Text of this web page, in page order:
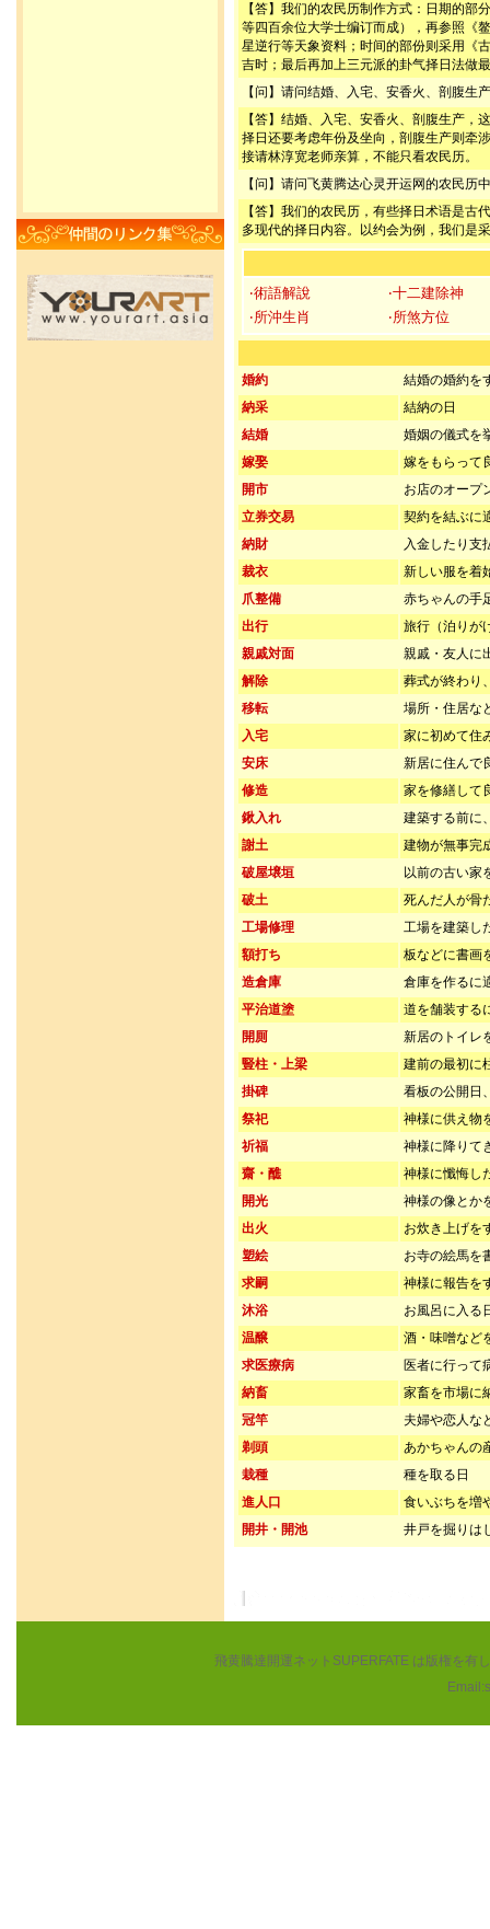
【答】我们的农民历制作方式：日期的
等四百余位大学士编订而成），再参照《
星逆行等天象资料；时间的部份则采用《
吉时；最后再加上三元派的卦气择日法做
【问】请问结婚、入宅、安香火、剖腹
【答】结婚、入宅、安香火、剖腹生产
择日还要考虑年份及坐向，剖腹生产则牵
接请林淳宽老师亲算，不能只看农民历。
【问】请问飞黄腾达心灵开运网的农民
【答】我们的农民历，有些择日术语是
多现代的择日内容。以约会为例，我们是
‧術語解說
‧十二建除神
‧所沖生肖
‧所煞方位
婚約
結婚の婚約を
納采
結納の日
結婚
婚姻の儀式を
嫁娶
嫁をもらって
開市
お店のオープ
立券交易
契約を結ぶに
納財
入金したり支
裁衣
新しい服を着
爪整備
赤ちゃんの手
出行
旅行（泊りが
親戚対面
親戚・友人に
解除
葬式が終わり
移転
場所・住居な
入宅
家に初めて住
安床
新居に住んで
修造
家を修繕して
鍬入れ
建築する前に
謝土
建物が無事完
破屋壌垣
以前の古い家
破土
死んだ人が骨
工場修理
工場を建築し
額打ち
板などに書画
造倉庫
倉庫を作るに
平治道塗
道を舗装する
開厠
新居のトイレ
豎柱・上梁
建前の最初に
掛碑
看板の公開日
祭祀
神様に供え物
祈福
神様に降りて
齋・醮
神様に懺悔し
開光
神様の像とか
出火
お炊き上げを
塑絵
お寺の絵馬を
求嗣
神様に報告を
沐浴
お風呂に入る
温醸
酒・味噌など
求医療病
医者に行って
納畜
家畜を市場に
冠竿
夫婦や恋人な
剃頭
あかちゃんの
栽種
種を取る日
進人口
食いぶちを増
開井・開池
井戸を掘りは
飛黄騰達開運ネットSUPERFATE は版権を有
Email: